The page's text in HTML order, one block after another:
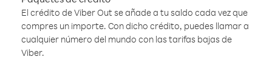
El crédito de Viber Out se añade a tu saldo cada vez que
compres un importe. Con dicho crédito, puedes llamar a
cualquier número del mundo con las tarifas bajas de
Viber.